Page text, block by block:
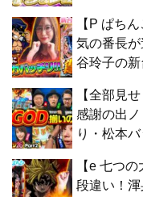
【P ぱち
気の番長
谷玲子の新
【全部見
感謝の出ノ
り・松本
【e 七つ
段違い！